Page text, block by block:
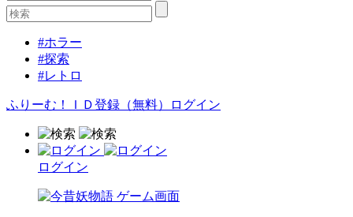
#ホラー
#探索
#レトロ
ふりーむ！ＩＤ登録（無料） ログイン
ログイン